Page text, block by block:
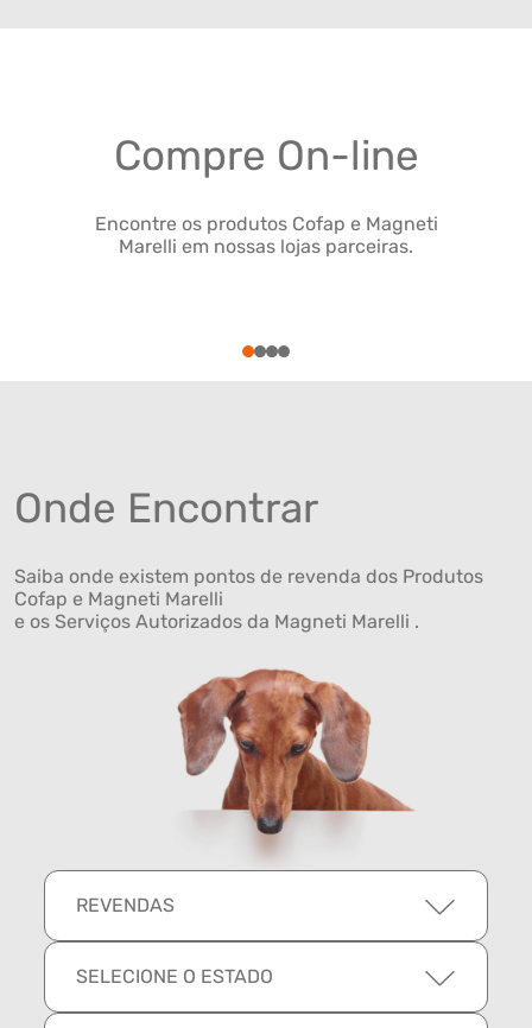
Compre On-line
Encontre os produtos Cofap e Magneti
Marelli em nossas lojas parceiras.
1234
Onde Encontrar
Saiba onde existem pontos de revenda dos Produtos
Cofap e Magneti Marelli
e os Serviços Autorizados da Magneti Marelli .
REVENDAS
SELECIONE O ESTADO